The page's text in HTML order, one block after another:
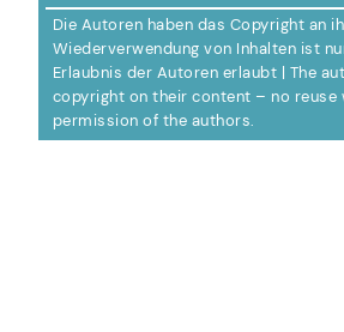
Die Autoren haben das Copyright an
Wiederverwendung von Inhalten ist
Erlaubnis der Autoren erlaubt | The
copyright on their content – no
permission of the authors.